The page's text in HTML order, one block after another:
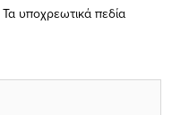
Τα υποχρεωτικά πεδία